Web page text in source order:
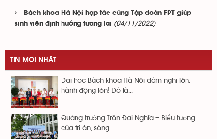
Bách khoa Hà Nội hợp tác cùng Tập đoàn FPT giúp
sinh viên định hướng tương lai (04/11/2022)
TIN MỚI NHẤT
Đại học Bách khoa Hà Nội dám nghĩ lớn,
hành động lớn! Đó là...
Quảng trường Trần Đại Nghĩa – Biểu tượng
của tri ân, sáng...